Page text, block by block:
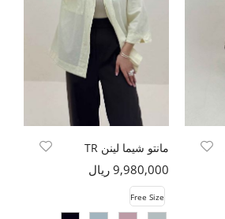
مانتو شیما لینن TR
9,980,000 ریال
Free Size